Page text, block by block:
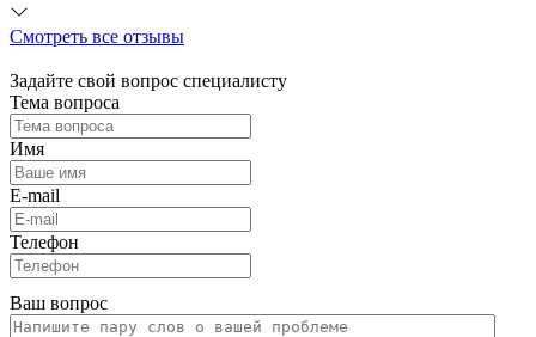
Смотреть все отзывы
Задайте свой вопрос специалисту
Тема вопроса
Имя
E-mail
Телефон
Ваш вопрос